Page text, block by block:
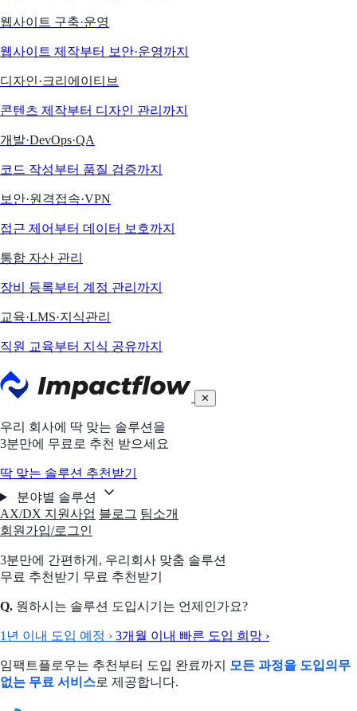
웹사이트 구축·운영
웹사이트 제작부터 보안·운영까지
디자인·크리에이티브
콘텐츠 제작부터 디자인 관리까지
개발·DevOps·QA
코드 작성부터 품질 검증까지
보안·원격접속·VPN
접근 제어부터 데이터 보호까지
통합 자산 관리
장비 등록부터 계정 관리까지
교육·LMS·지식관리
직원 교육부터 지식 공유까지
✕
우리 회사에 딱 맞는 솔루션을
3분만에 무료로 추천 받으세요
딱 맞는 솔루션 추천받기
분야별 솔루션
AX/DX 지원사업 블로그 팀소개
회원가입/로그인
3분만에 간편하게, 우리회사 맞춤 솔루션
무료 추천받기
무료 추천받기
Q. 원하시는 솔루션 도입시기는 언제인가요?
1년 이내 도입 예정 › 3개월 이내 빠른 도입 희망 ›
임팩트플로우는 추천부터 도입 완료까지 모든 과정을 도입의무
없는 무료 서비스로 제공합니다.